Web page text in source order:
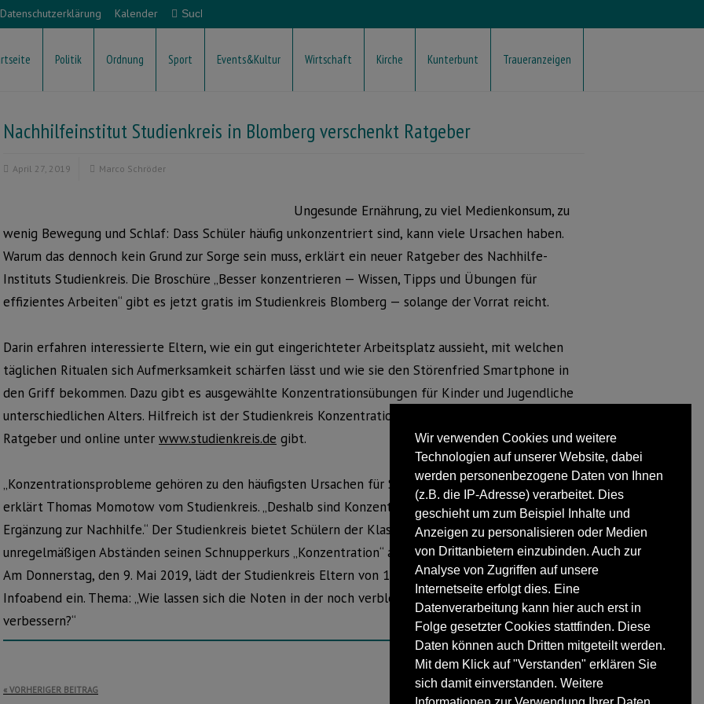
Wir verwenden Cookies und weitere
Technologien auf unserer Website, dabei
werden personenbezogene Daten von Ihnen
(z.B. die IP-Adresse) verarbeitet. Dies
geschieht um zum Beispiel Inhalte und
Anzeigen zu personalisieren oder Medien
von Drittanbietern einzubinden. Auch zur
Analyse von Zugriffen auf unsere
Internetseite erfolgt dies. Eine
Datenverarbeitung kann hier auch erst in
Folge gesetzter Cookies stattfinden. Diese
Daten können auch Dritten mitgeteilt werden.
Mit dem Klick auf "Verstanden" erklären Sie
sich damit einverstanden. Weitere
Datenschutzerklärung Kalender
Politik Ordnung Sport Events&Kultur Wirtschaft Kirche Kunterbunt Traueranzeigen
Nachhilfeinstitut Studienkreis in Blomberg verschenkt Ratgeber
April 27, 2019 Marco Schröder
Ungesunde Ernährung, zu viel Medienkonsum, zu
wenig Bewegung und Schlaf: Dass Schüler häufig unkonzentriert sind, kann viele Ursachen haben.
Warum das dennoch kein Grund zur Sorge sein muss, erklärt ein neuer Ratgeber des Nachhilfe-
Instituts Studienkreis. Die Broschüre „Besser konzentrieren — Wissen, Tipps und Übungen für
effizientes Arbeiten“ gibt es jetzt gratis im Studienkreis Blomberg — solange der Vorrat reicht.
Darin erfahren interessierte Eltern, wie ein gut eingerichteter Arbeitsplatz aussieht, mit welchen
täglichen Ritualen sich Aufmerksamkeit schärfen lässt und wie sie den Störenfried Smartphone in
den Griff bekommen. Dazu gibt es ausgewählte Konzentrationsübungen für Kinder und Jugendliche
unterschiedlichen Alters. Hilfreich ist der Studienkreis Konzentrations-Check, den es in dem
Ratgeber und online unter www.studienkreis.de gibt.
„Konzentrationsprobleme gehören zu den häufigsten Ursachen für Schwierigkeiten in der Schule“,
erklärt Thomas Momotow vom Studienkreis. „Deshalb sind Konzentrationsübungen eine wichtige
Ergänzung zur Nachhilfe.“ Der Studienkreis bietet Schülern der Klassen 1 bis 6 zudem in
unregelmäßigen Abständen seinen Schnupperkurs „Konzentration“ an. Die Teilnahme ist kostenfrei.
Am Donnerstag, den 9. Mai 2019, lädt der Studienkreis Eltern von 17.00 Uhr bis 19.00 Uhr zu einem
Infoabend ein. Thema: „Wie lassen sich die Noten in der noch verbleidenden Zeit des Schuljahres
verbessern?“
Beitragsnavigation
VORHERIGER BEITRAG NÄCHSTER BEITRAG